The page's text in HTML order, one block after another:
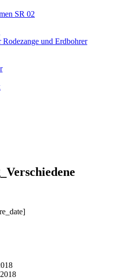
SR 02
Rodezange und Erdbohrer